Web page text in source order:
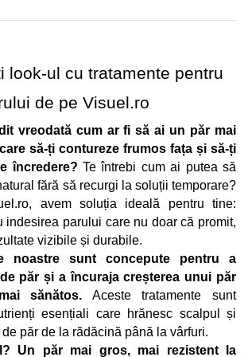
look-ul cu tratamente pentru
de pe Visuel.ro
vreodată cum ar fi să ai un păr mai
să-ți contureze frumos fața și să-ți
încredere? Te întrebi cum ai putea să
fără să recurgi la soluții temporare?
avem soluția ideală pentru tine:
indesirea parului care nu doar că promit,
vizibile și durabile.
noastre sunt concepute pentru a
păr și a încuraja creșterea unui păr
sănătos. Aceste tratamente sunt
esențiali care hrănesc scalpul și
păr de la rădăcină până la vârfuri.
Un păr mai gros, mai rezistent la